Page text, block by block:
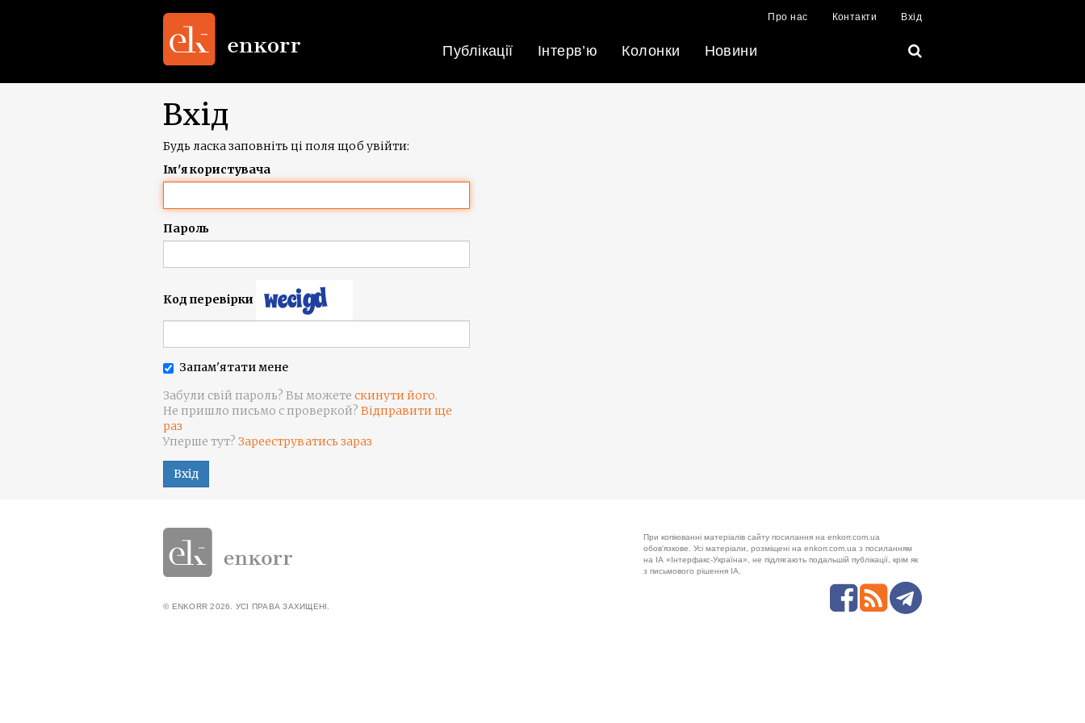
Про нас Контакти Вхід
Публікації Інтерв’ю Колонки Новини
Вхід
Будь ласка заповніть ці поля щоб увійти:
Ім'я користувача
Пароль
Код перевірки
Запам'ятати мене
Забули свій пароль? Вы можете скинути його.
Не пришло письмо с проверкой? Відправити ще
раз
Уперше тут? Зарееструватись зараз
Вхід
При копіюванні матеріалів сайту посилання на enkorr.com.ua
обов'язкове. Усі матеріали, розміщені на enkorr.com.ua з посиланням
на ІА «Інтерфакс-Україна», не підлягають подальшій публікації, крім як
з письмового рішення ІА.
© ENKORR 2026. УСІ ПРАВА ЗАХИЩЕНІ.